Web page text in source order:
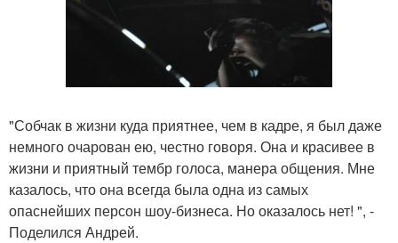
"Собчак в жизни куда приятнее, чем в кадре, я был даже
немного очарован ею, честно говоря. Она и красивее в
жизни и приятный тембр голоса, манера общения. Мне
казалось, что она всегда была одна из самых
опаснейших персон шоу-бизнеса. Но оказалось нет! ", -
Поделился Андрей.